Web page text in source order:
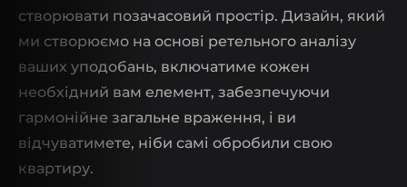
створювати позачасовий простір. Дизайн, який
ми створюємо на основі ретельного аналізу
ваших уподобань, включатиме кожен
необхідний вам елемент, забезпечуючи
гармонійне загальне враження, і ви
відчуватимете, ніби самі обробили свою
квартиру.